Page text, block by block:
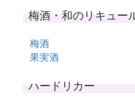
梅酒・和のリキュー
梅酒
果実酒
ハードリカー